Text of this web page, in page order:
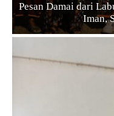
Pesan Damai dari
Iman,